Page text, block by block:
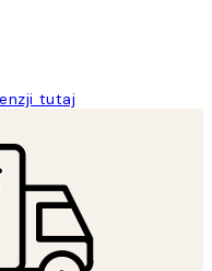
tutaj